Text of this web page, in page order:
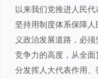
以来我们党推进人民
坚持用制度体系保障
义政治发展道路，必
竞争力的高度，从全
分发挥人大代表作用